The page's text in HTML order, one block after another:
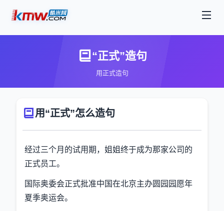
“正式”造句
用正式造句
用“正式”怎么造句
经过三个月的试用期，姐姐终于成为那家公司的
正式员工。
国际奥委会正式批准中国在北京主办圆园园愿年
夏季奥运会。